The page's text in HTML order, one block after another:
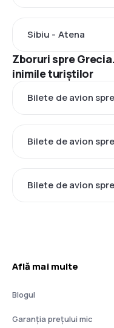
Sibiu - Atena
Zboruri spre
inimile turiștilor
Bilete de avion
Bilete de avion
Bilete de avion
Află mai multe
Blogul
Garanția prețului mic